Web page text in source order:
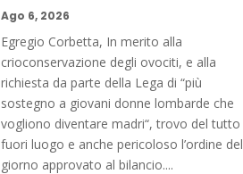
Ago 6, 2026
Egregio Corbetta, In merito alla
crioconservazione degli ovociti, e alla
richiesta da parte della Lega di “più
sostegno a giovani donne lombarde che
vogliono diventare madri“, trovo del tutto
fuori luogo e anche pericoloso l’ordine del
giorno approvato al bilancio....